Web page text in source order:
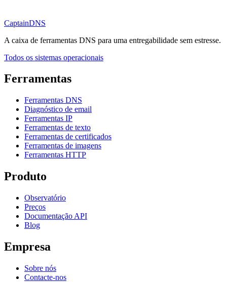
CaptainDNS
A caixa de ferramentas DNS para uma entregabilidade sem estresse.
Todos os sistemas operacionais
Ferramentas
Ferramentas DNS
Diagnóstico de email
Ferramentas IP
Ferramentas de texto
Ferramentas de certificados
Ferramentas de imagens
Ferramentas HTTP
Produto
Observatório
Preços
Documentação API
Blog
Empresa
Sobre nós
Contacte-nos